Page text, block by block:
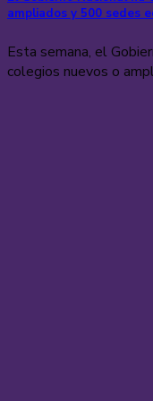
ampliados y 500 sedes
Esta semana, el
colegios nuevos o